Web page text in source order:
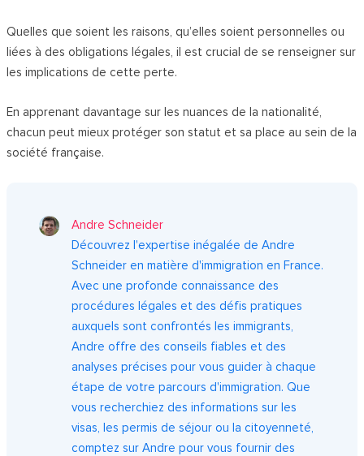
Quelles que soient les raisons, qu’elles soient personnelles ou
liées à des obligations légales, il est crucial de se renseigner sur
les implications de cette perte.
En apprenant davantage sur les nuances de la nationalité,
chacun peut mieux protéger son statut et sa place au sein de la
société française.
Andre Schneider
Découvrez l'expertise inégalée de Andre
Schneider en matière d'immigration en France.
Avec une profonde connaissance des
procédures légales et des défis pratiques
auxquels sont confrontés les immigrants,
Andre offre des conseils fiables et des
analyses précises pour vous guider à chaque
étape de votre parcours d'immigration. Que
vous recherchiez des informations sur les
visas, les permis de séjour ou la citoyenneté,
comptez sur Andre pour vous fournir des